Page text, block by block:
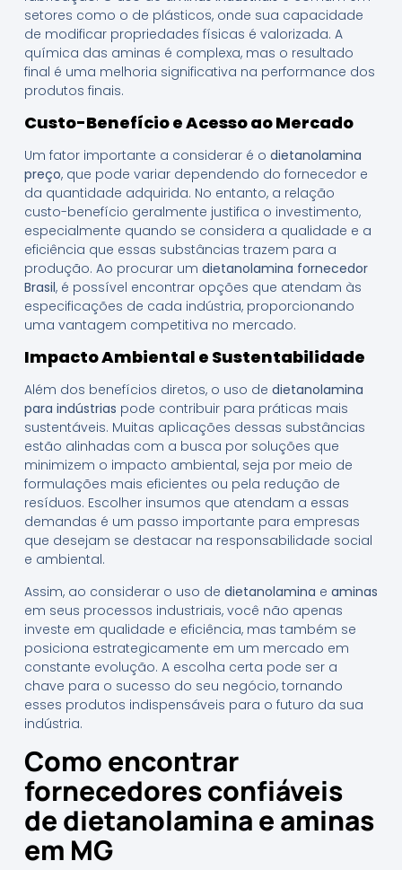
setores como o de plásticos, onde sua capacidade
de modificar propriedades físicas é valorizada. A
química das aminas é complexa, mas o resultado
final é uma melhoria significativa na performance dos
produtos finais.
Custo-Benefício e Acesso ao Mercado
Um fator importante a considerar é o dietanolamina
preço, que pode variar dependendo do fornecedor e
da quantidade adquirida. No entanto, a relação
custo-benefício geralmente justifica o investimento,
especialmente quando se considera a qualidade e a
eficiência que essas substâncias trazem para a
produção. Ao procurar um dietanolamina fornecedor
Brasil, é possível encontrar opções que atendam às
especificações de cada indústria, proporcionando
uma vantagem competitiva no mercado.
Impacto Ambiental e Sustentabilidade
Além dos benefícios diretos, o uso de dietanolamina
para indústrias pode contribuir para práticas mais
sustentáveis. Muitas aplicações dessas substâncias
estão alinhadas com a busca por soluções que
minimizem o impacto ambiental, seja por meio de
formulações mais eficientes ou pela redução de
resíduos. Escolher insumos que atendam a essas
demandas é um passo importante para empresas
que desejam se destacar na responsabilidade social
e ambiental.
Assim, ao considerar o uso de dietanolamina e aminas
em seus processos industriais, você não apenas
investe em qualidade e eficiência, mas também se
posiciona estrategicamente em um mercado em
constante evolução. A escolha certa pode ser a
chave para o sucesso do seu negócio, tornando
esses produtos indispensáveis para o futuro da sua
indústria.
Como encontrar
fornecedores confiáveis
de dietanolamina e aminas
em MG